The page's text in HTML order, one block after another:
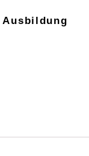
Ausbildung